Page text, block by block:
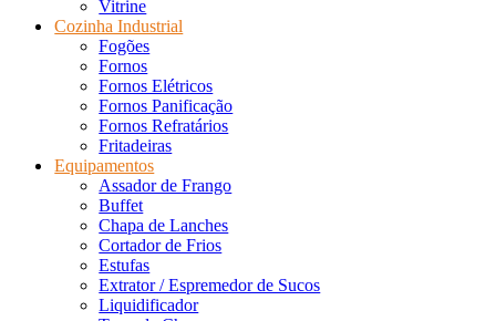
Vitrine
Cozinha Industrial
Fogões
Fornos
Fornos Elétricos
Fornos Panificação
Fornos Refratários
Fritadeiras
Equipamentos
Assador de Frango
Buffet
Chapa de Lanches
Cortador de Frios
Estufas
Extrator / Espremedor de Sucos
Liquidificador